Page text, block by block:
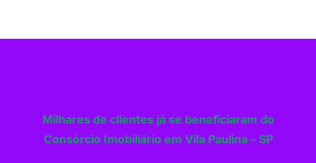
Milhares de clientes já se beneficiaram do
Consórcio Imobiliário em Vila Paulina – SP